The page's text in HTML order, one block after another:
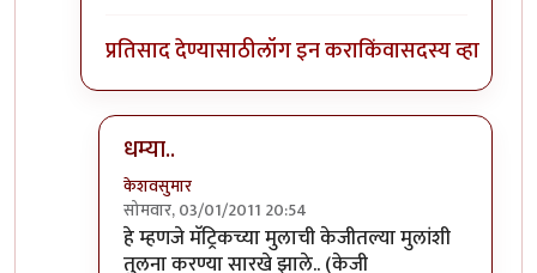
प्रतिसाद देण्यासाठीलॉग इन कराकिंवासदस्य व्हा
धम्या..
केशवसुमार
सोमवार, 03/01/2011 20:54
In reply toचॅक्क!byधमाल मुलगा
हे म्हणजे मॅट्रिकच्या मुलाची केजीतल्या मुलांशी
तुलना करण्या सारखे झाले.. (केजी